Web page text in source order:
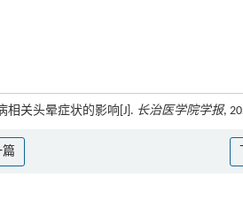
相关头晕症状的影响[J]. 长治医学院学报,
篇